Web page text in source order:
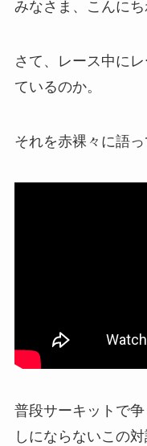
みなさま、こんにち
さて、レース中に
ているのか。
それを赤裸々に語
普段サーキットで
しにならないこの対